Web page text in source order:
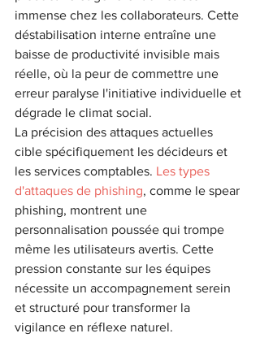
immense chez les collaborateurs. Cette
déstabilisation interne entraîne une
baisse de productivité invisible mais
réelle, où la peur de commettre une
erreur paralyse l'initiative individuelle et
dégrade le climat social.
La précision des attaques actuelles
cible spécifiquement les décideurs et
les services comptables. Les types
d'attaques de phishing, comme le spear
phishing, montrent une
personnalisation poussée qui trompe
même les utilisateurs avertis. Cette
pression constante sur les équipes
nécessite un accompagnement serein
et structuré pour transformer la
vigilance en réflexe naturel.